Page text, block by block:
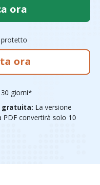
ora
protetto
ora
giorni*
gratuita: La versione
convertirà solo 10